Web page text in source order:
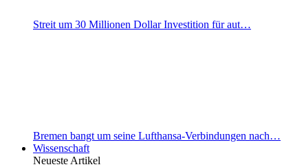
Streit um 30 Millionen Dollar Investition für aut…
Bremen bangt um seine Lufthansa-Verbindungen nach…
Wissenschaft
Neueste Artikel